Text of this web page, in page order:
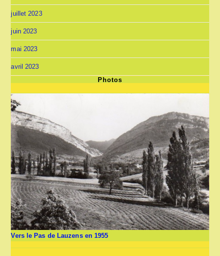
juillet 2023
juin 2023
mai 2023
avril 2023
Photos
Vers le Pas de Lauzens en 1955